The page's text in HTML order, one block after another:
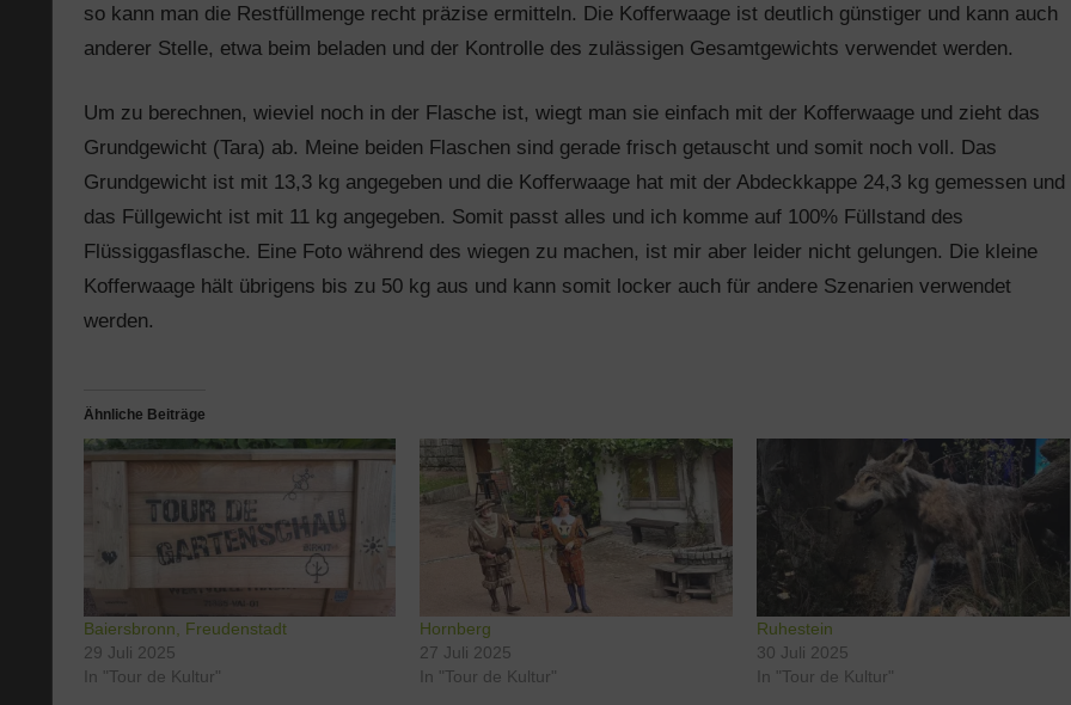
so kann man die Restfüllmenge recht präzise ermitteln. Die Kofferwaage ist deutlich günstiger und kann auch
anderer Stelle, etwa beim beladen und der Kontrolle des zulässigen Gesamtgewichts verwendet werden.
Um zu berechnen, wieviel noch in der Flasche ist, wiegt man sie einfach mit der Kofferwaage und zieht das
Grundgewicht (Tara) ab. Meine beiden Flaschen sind gerade frisch getauscht und somit noch voll. Das
Grundgewicht ist mit 13,3 kg angegeben und die Kofferwaage hat mit der Abdeckkappe 24,3 kg gemessen und
das Füllgewicht ist mit 11 kg angegeben. Somit passt alles und ich komme auf 100% Füllstand des
Flüssiggasflasche. Eine Foto während des wiegen zu machen, ist mir aber leider nicht gelungen. Die kleine
Kofferwaage hält übrigens bis zu 50 kg aus und kann somit locker auch für andere Szenarien verwendet
werden.
Ähnliche Beiträge
Baiersbronn, Freudenstadt
29 Juli 2025
In "Tour de Kultur"
Hornberg
27 Juli 2025
In "Tour de Kultur"
Ruhestein
30 Juli 2025
In "Tour de Kultur"